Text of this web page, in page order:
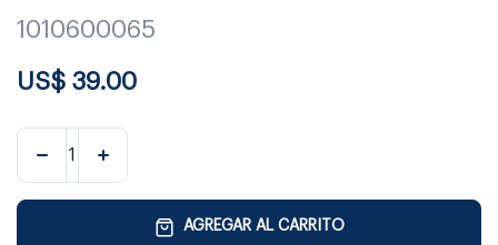
1010600065
US$ 39.00
AGREGAR AL CARRITO